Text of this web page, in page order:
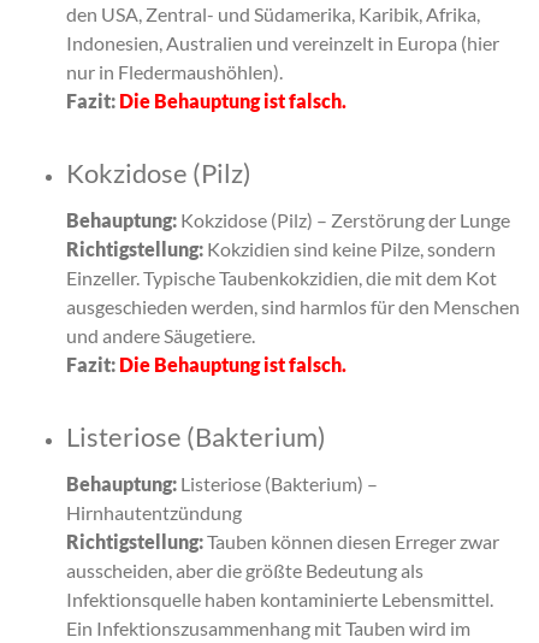
den USA, Zentral- und Südamerika, Karibik, Afrika,
Indonesien, Australien und vereinzelt in Europa (hier
nur in Fledermaushöhlen).
Fazit: Die Behauptung ist falsch.
Kokzidose (Pilz)
Behauptung: Kokzidose (Pilz) – Zerstörung der Lunge
Richtigstellung: Kokzidien sind keine Pilze, sondern
Einzeller. Typische Taubenkokzidien, die mit dem Kot
ausgeschieden werden, sind harmlos für den Menschen
und andere Säugetiere.
Fazit: Die Behauptung ist falsch.
Listeriose (Bakterium)
Behauptung: Listeriose (Bakterium) –
Hirnhautentzündung
Richtigstellung:Tauben können diesen Erreger zwar
ausscheiden, aber die größte Bedeutung als
Infektionsquelle haben kontaminierte Lebensmittel.
Ein Infektionszusammenhang mit Tauben wird im